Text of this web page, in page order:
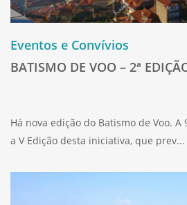
Eventos e Convívios
BATISMO DE VOO – 2ª
Há nova edição do Batismo de Voo.
a V Edição desta iniciativa, que prev...